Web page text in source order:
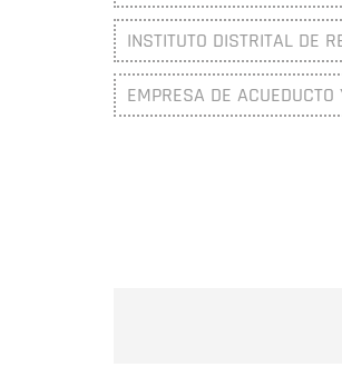
INSTITUTO DISTRITAL DE
EMPRESA DE